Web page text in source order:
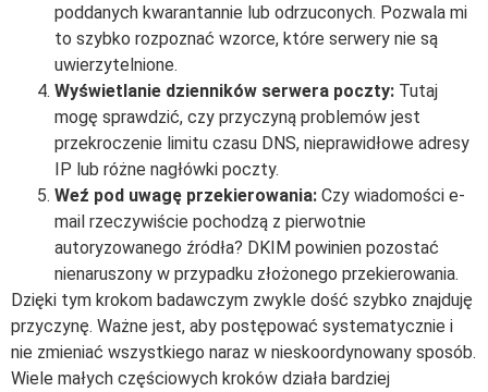
poddanych kwarantannie lub odrzuconych. Pozwala mi
to szybko rozpoznać wzorce, które serwery nie są
uwierzytelnione.
Wyświetlanie dzienników serwera poczty: Tutaj
mogę sprawdzić, czy przyczyną problemów jest
przekroczenie limitu czasu DNS, nieprawidłowe adresy
IP lub różne nagłówki poczty.
Weź pod uwagę przekierowania: Czy wiadomości e-
mail rzeczywiście pochodzą z pierwotnie
autoryzowanego źródła? DKIM powinien pozostać
nienaruszony w przypadku złożonego przekierowania.
Dzięki tym krokom badawczym zwykle dość szybko znajduję
przyczynę. Ważne jest, aby postępować systematycznie i
nie zmieniać wszystkiego naraz w nieskoordynowany sposób.
Wiele małych częściowych kroków działa bardziej